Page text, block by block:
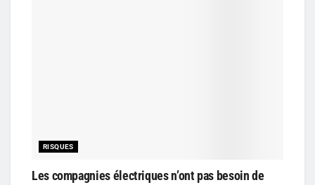
RISQUES
Les compagnies électriques n’ont pas besoin de